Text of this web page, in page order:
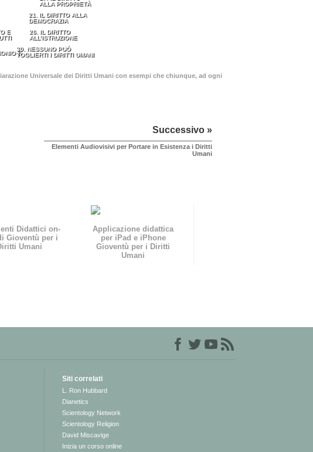
E
ALLA PROPRIETÀ
21. IL DIRITTO ALLA
DEMOCRAZIA
E
26. IL DIRITTO
ALL’ISTRUZIONE
30. NESSUNO PUÒ
TOGLIERTI I DIRITTI UMANI
Universale dei Diritti Umani con esempi che chiunque, ad ogni
Successivo »
Elementi Audiovisivi per Portare in Esistenza i Diritti
Umani
Didattici on-
Gioventù per i
Umani
Applicazione didattica
per iPad e iPhone
Gioventù per i Diritti
Umani
Siti correlati
L. Ron Hubbard
Dianetics
Scientology Network
Scientology Religion
David Miscavige
Inizia un corso online